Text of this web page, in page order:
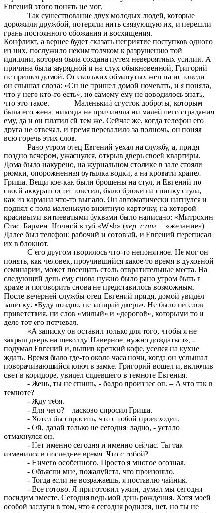
Евгений этого понять не мог.
Так существование двух молодых людей, которые
дорожили дружбой, потеряли нить связующую их, и перешли
грань постоянного обожания и восхищения.
Конфликт, а вернее будет сказать неприятие поступков одного
из них, послужило неким толчком к разрушению той
идиллии, которая была создана путем невероятных усилий. А
причина была заурядной и на слух обыкновенной, Григорий
не пришел домой. От скольких обманутых жен на исповеди
он слышал слова: «Он не пришел домой ночевать, и я поняла,
что у него кто-то есть», но самому ему не доводилось знать,
что это такое. Маленький сгусток доброты, которым
была его жена, никогда не причиняла ни малейшего страдания
ему, да и он платил ей тем же. Сейчас же, когда телефон его
друга не отвечал, и время перевалило за полночь, он понял
всю горечь этих слов.
Рано утром отец Евгений уехал на службу, а, придя
поздно вечером, ужаснулся, открыв дверь своей квартиры.
Дома было накурено, на журнальном столике в зале стояли
рюмки, опорожненная бутылка водки, а на кровати храпел
Гриша. Вещи кое-как были брошены на стул, и Евгений по
своей аккуратности повесил, было брюки на спинку стула,
как из кармана что-то выпало. Он автоматически нагнулся и
поднял с пола маленькую визитную карточку, на которой
красивыми витиеватыми буквами было написано: «Митрохин
Стас. Бармен. Ночной клуб «Wish» (пер. с анг. – «желание»).
Далее был телефон: рабочий и сотовый, и Евгений переписал
их в блокнот.
С его другом творилось что-то непонятное. Не мог он
понять, как человек, проучившийся какое-то время в духовной
семинарии, может посещать столь отвратительные места. На
следующий день ему снова нужно было рано утром быть в
храме и поговорить снова не представилось возможным.
После вечерней службы отец Евгений придя, домой увидел
записку: «Буду поздно, не запирай дверь». Не было ни слов
приветствия, ни слов «милый» и «дорогой», которыми то и
дело тот его потчевал.
«А записку он оставил только для того, чтобы я не
закрыл дверь на щеколду. Наверное, нужно дождаться», -
подумал Евгений и, выпив крепкий кофе, уселся на кухне
ждать. Время было где-то около часа ночи, когда он услышал
поворачивающийся ключ в замке. Григорий вошел и, включив
свет в коридоре, увидел сидевшего в темноте Евгения.
- Жень, ты не спишь, - бодро произнес он. – А что так в
темноте?
- Жду тебя.
- Для чего? – ласково спросил Гриша.
- Хотел бы спросить, что с тобой происходит.
- Ой, давай только не сегодня, ладно, - устало
отмахнулся он.
- Нет именно сегодня и именно сейчас. Ты так
изменился в последнее время. Что с тобой?
- Ничего особенного. Просто я многое осознал.
- Объясни мне, пожалуйста, что произошло.
- Тогда если не возражаешь, я поставлю чайник.
- Все готово. Я приготовил ужин, думал мы сегодня
посидим вместе. Сегодня ведь мой день рождения. Хотя моей
особой заслуги в том, что я сегодня родился, нет, но ты не